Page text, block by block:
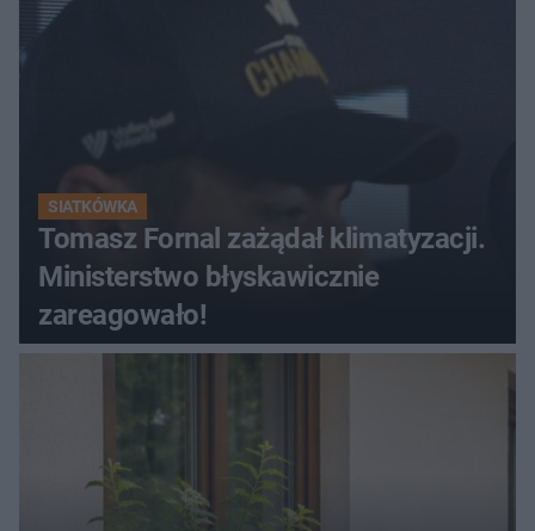
SIATKÓWKA
Tomasz Fornal zażądał klimatyzacji.
Ministerstwo błyskawicznie
zareagowało!